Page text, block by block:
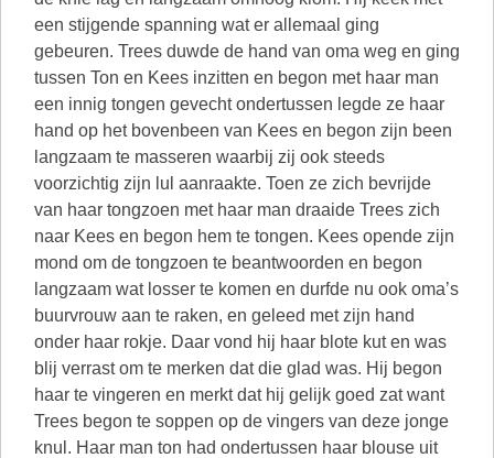
een stijgende spanning wat er allemaal ging
gebeuren. Trees duwde de hand van oma weg en ging
tussen Ton en Kees inzitten en begon met haar man
een innig tongen gevecht ondertussen legde ze haar
hand op het bovenbeen van Kees en begon zijn been
langzaam te masseren waarbij zij ook steeds
voorzichtig zijn lul aanraakte. Toen ze zich bevrijde
van haar tongzoen met haar man draaide Trees zich
naar Kees en begon hem te tongen. Kees opende zijn
mond om de tongzoen te beantwoorden en begon
langzaam wat losser te komen en durfde nu ook oma’s
buurvrouw aan te raken, en geleed met zijn hand
onder haar rokje. Daar vond hij haar blote kut en was
blij verrast om te merken dat die glad was. Hij begon
haar te vingeren en merkt dat hij gelijk goed zat want
Trees begon te soppen op de vingers van deze jonge
knul. Haar man ton had ondertussen haar blouse uit